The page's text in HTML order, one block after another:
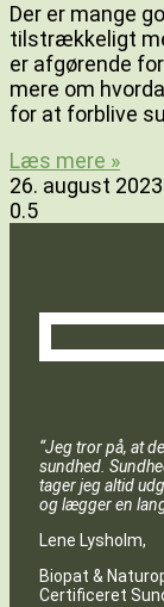
Der er mange
tilstrækkeligt
er afgørende
mere om
for at forblive
Læs mere »
26. august 2023
“Jeg tror på, at
sundhed.
tager jeg altid
og lægger en
Lene Lysholm,
Biopat &
Certificeret